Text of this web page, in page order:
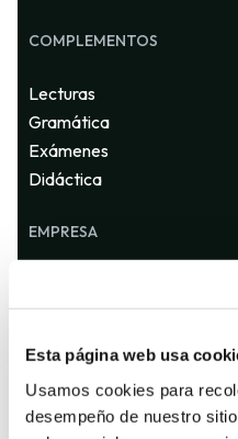
Esta página web usa
Usamos cookies para
desempeño de nuestro
COMPLEMENTOS
Lecturas
Gramática
Exámenes
Didáctica
EMPRESA
Contáctanos
Distribuidores
SUSCRÍBETE A NUESTRA